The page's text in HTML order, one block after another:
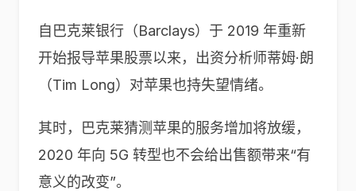
自巴克莱银行（Barclays）于 2019 年重新
开始报导苹果股票以来，出资分析师蒂姆·朗
（Tim Long）对苹果也持失望情绪。
其时，巴克莱猜测苹果的服务增加将放缓，
2020 年向 5G 转型也不会给出售额带来“有
意义的改变”。